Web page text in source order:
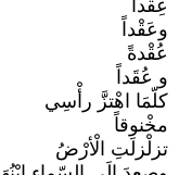
عِقْداً
وعَقْداً
عُقْدةً
و عُقَداً
كلّمَا اهْتزَّ رأْسِي
مخْنوقاً
تزلْزلَتِ الْأرْضُ